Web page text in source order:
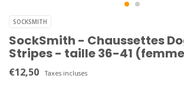
SOCKSMITH
SockSmith - Chaussettes
Stripes - taille 36-41
€12,50 Taxes incluses